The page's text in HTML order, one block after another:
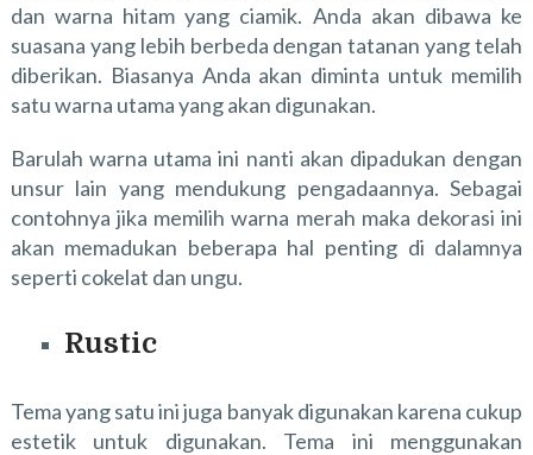
dan warna hitam yang ciamik. Anda akan dibawa ke
suasana yang lebih berbeda dengan tatanan yang telah
diberikan. Biasanya Anda akan diminta untuk memilih
satu warna utama yang akan digunakan.
Barulah warna utama ini nanti akan dipadukan dengan
unsur lain yang mendukung pengadaannya. Sebagai
contohnya jika memilih warna merah maka dekorasi ini
akan memadukan beberapa hal penting di dalamnya
seperti cokelat dan ungu.
Rustic
Tema yang satu ini juga banyak digunakan karena cukup
estetik untuk digunakan. Tema ini menggunakan